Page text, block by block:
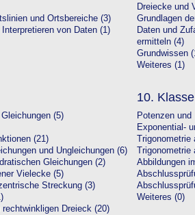
und Ortsbereiche (3)
von Daten (1)
Dreiecke und
Grundlagen
Daten und
ermitteln (4)
Grundwissen
Weiteres (1)
(5)
(21)
und Ungleichungen (6)
Gleichungen (2)
Vielecke (5)
Streckung (3)
Dreieck (20)
10. Klasse
Potenzen
Exponential-
Abbildungen
Weiteres (0)